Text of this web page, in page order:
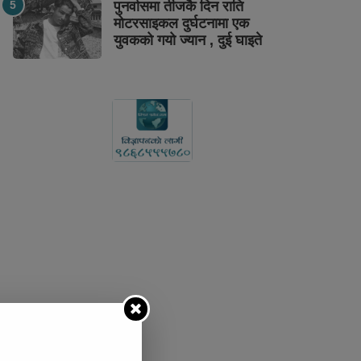
पुनर्वासमा तीजकै दिन राति
मोटरसाइकल दुर्घटनामा एक
युवकको गयो ज्यान , दुई घाइते